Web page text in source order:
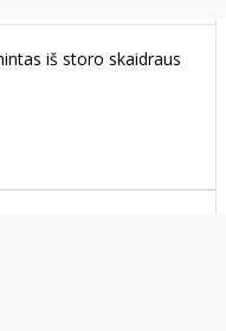
iš storo skaidraus